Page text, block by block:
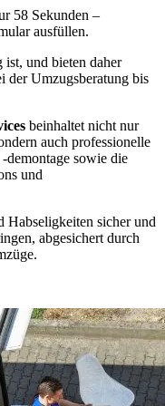
58 Sekunden –
ausfüllen.
und bieten daher
der Umzugsberatung bis
beinhaltet nicht nur
auch professionelle
demontage sowie die
und
Habseligkeiten sicher und
abgesichert durch